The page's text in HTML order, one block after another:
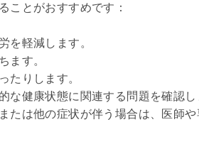
ことがおすすめです：
を軽減します。
ます。
たりします。
健康状態に関連する問題を確認し
たは他の症状が伴う場合は、医師